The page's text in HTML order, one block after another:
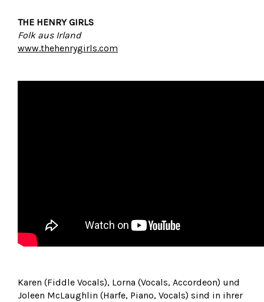
THE HENRY GIRLS
Folk aus Irland
www.thehenrygirls.com
Karen (Fiddle Vocals), Lorna (Vocals, Accordeon) und
Joleen McLaughlin (Harfe, Piano, Vocals) sind in ihrer